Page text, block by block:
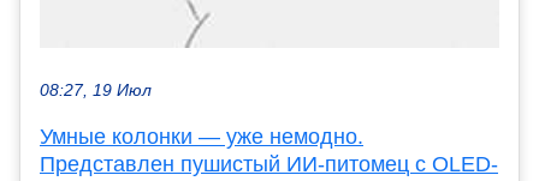
08:27, 19 Июл
Умные колонки — уже немодно.
Представлен пушистый ИИ-питомец с OLED-